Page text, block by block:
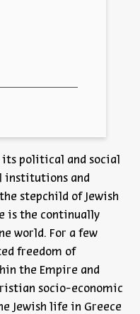
its political and social
institutions and
stepchild of Jewish
is the continually
world. For a few
freedom of
the Empire and
socio-economic
Jewish life in Greece